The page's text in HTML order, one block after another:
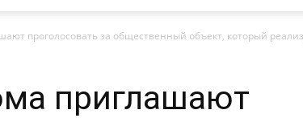
проголосовать за общественный объект, который
приглашают